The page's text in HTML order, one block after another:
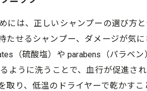
には、正しいシャンプーの選び方
せるシャンプー、ダメージが気
（硫酸塩）や parabens（パラベ
ように洗うことで、血行が促進さ
取り、低温のドライヤーで乾かす